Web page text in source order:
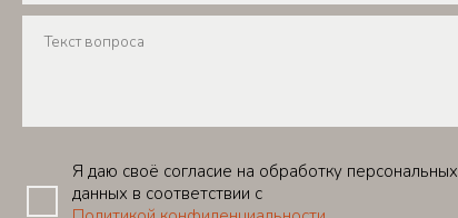
Я даю своё согласие на обработку персональных
данных в соответствии с